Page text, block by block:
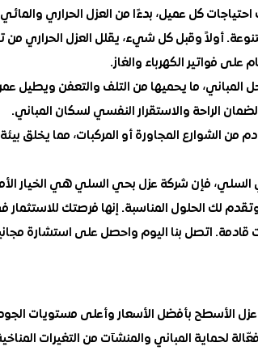
كل عميل، بدءًا من العزل الحراري
أولاً وقبل كل شيء، يقلل العزل الحراري من
فواتير الكهرباء والغاز.
المباني، ما يحميها من التلف والتعفن ويطيل
الراحة والاستقرار النفسي لسكان المباني.
من الشوارع المجاورة أو المركبات، مما يخلق
فإن شركة عزل بحي السلي هي الخيار
لك الحلول المناسبة. إنها فرصتك للاستثمار
قادمة. اتصل بنا اليوم واحصل على استشارة
عزل الأسطح بأفضل الأسعار وأعلى مستويات
لحماية المباني والمنشآت من التغيرات